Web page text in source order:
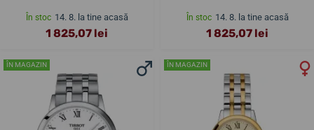
În stoc 14. 8. la tine acasă
1 825,07 lei
În stoc 14. 8. la tine acasă
1 825,07 lei
ÎN MAGAZIN ÎN MAGAZIN